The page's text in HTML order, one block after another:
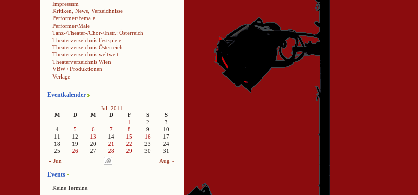
Impressum
Kritiken, News, Verzeichnisse
Performer/Female
Performer/Male
Tanz-/Theater-/Chor-/Instr.: Österreich
Theaterverzeichnis Festspiele
Theaterverzeichnis Österreich
Theaterverzeichnis weltweit
Theaterverzeichnis Wien
VBW / Produktionen
Verlage
Eventkalender
Juli 2011
M
D M D F S
S
1
2
3
4
5 6 7 8 9
10
11
12 13 14 15 16
17
18
19 20 21 22 23
24
25
26 27 28 29 30
31
« Jun
Aug »
Events
Keine Termine.